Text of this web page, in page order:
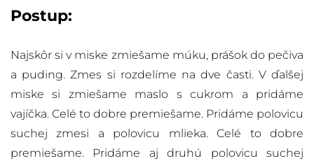
Postup:
Najskôr si v miske zmiešame múku, prášok do pečiva
a puding. Zmes si rozdelíme na dve časti. V ďalšej
miske si zmiešame maslo s cukrom a pridáme
vajíčka. Celé to dobre premiešame. Pridáme polovicu
suchej zmesi a polovicu mlieka. Celé to dobre
premiešame. Pridáme aj druhú polovicu suchej